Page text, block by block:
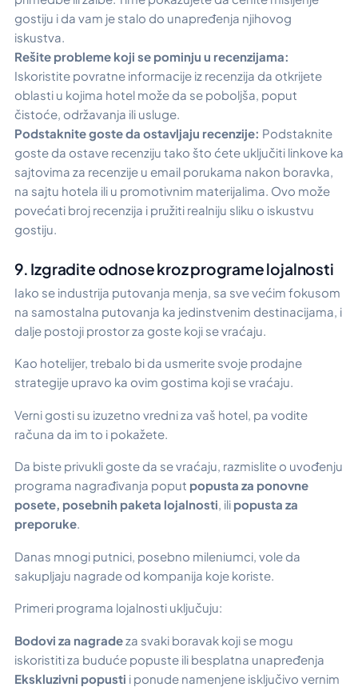
gostiju i da vam je stalo do unapređenja njihovog
iskustva.
Rešite probleme koji se pominju u recenzijama:
Iskoristite povratne informacije iz recenzija da otkrijete
oblasti u kojima hotel može da se poboljša, poput
čistoće, održavanja ili usluge.
Podstaknite goste da ostavljaju recenzije: Podstaknite
goste da ostave recenziju tako što ćete uključiti linkove ka
sajtovima za recenzije u email porukama nakon boravka,
na sajtu hotela ili u promotivnim materijalima. Ovo može
povećati broj recenzija i pružiti realniju sliku o iskustvu
gostiju.
9. Izgradite odnose kroz programe lojalnosti
Iako se industrija putovanja menja, sa sve većim fokusom
na samostalna putovanja ka jedinstvenim destinacijama, i
dalje postoji prostor za goste koji se vraćaju.
Kao hotelijer, trebalo bi da usmerite svoje prodajne
strategije upravo ka ovim gostima koji se vraćaju.
Verni gosti su izuzetno vredni za vaš hotel, pa vodite
računa da im to i pokažete.
Da biste privukli goste da se vraćaju, razmislite o uvođenju
programa nagrađivanja poput popusta za ponovne
posete, posebnih paketa lojalnosti, ili popusta za
preporuke.
Danas mnogi putnici, posebno mileniumci, vole da
sakupljaju nagrade od kompanija koje koriste.
Primeri programa lojalnosti uključuju:
Bodovi za nagradeza svaki boravak koji se mogu
iskoristiti za buduće popuste ili besplatna unapređenja
Ekskluzivni popusti i ponude namenjene isključivo vernim